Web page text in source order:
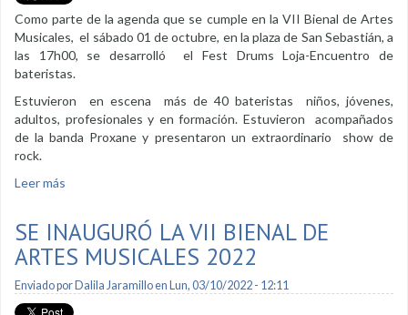
Como parte de la agenda que se cumple en la VII Bienal de Artes
Musicales, el sábado 01 de octubre, en la plaza de San Sebastián, a
las 17h00, se desarrolló el Fest Drums Loja-Encuentro de
bateristas.
Estuvieron en escena más de 40 bateristas niños, jóvenes,
adultos, profesionales y en formación. Estuvieron acompañados
de la banda Proxane y presentaron un extraordinario show de
rock.
Leer más
SE INAUGURÓ LA VII BIENAL DE
ARTES MUSICALES 2022
Enviado por Dalila Jaramilloen Lun, 03/10/2022 - 12:11